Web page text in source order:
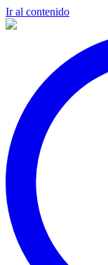
Ir al contenido